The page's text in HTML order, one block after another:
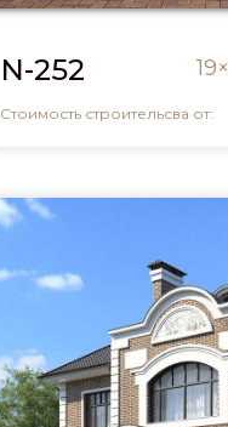
N-252
Стоимость строительсва от: